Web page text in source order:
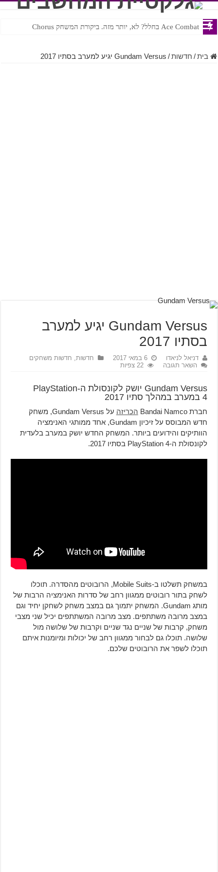
Ace Combat בחלל? לא, יותר מזה. ביקורת המשחק Chorus
Steven Universe והשירים שתורגמו בצורה נוראית לעברית
בית / חדשות / Gundam Versus יגיע למערב בסתיו 2017
Gundam Versus יגיע למערב
בסתיו 2017
דניאל לניאדו 6 במאי 2017 חדשות, חדשות משחקים
השאר תגובה
22 צפיות
Gundam Versus יושק לקונסולת ה-PlayStation
4 במערב במהלך סתיו 2017
חברת Bandai Namco הכריזה
על Gundam Versus, משחק
חדש המבוסס על זיכיון Gundam, אחד ממותגי האנימציה
הוותיקים והידועים ביותר. המשחק החדש יושק במערב בלעדית
לקונסולת ה-PlayStation 4 בסתיו 2017.
במשחק תשלטו ב-Mobile Suits, הרובוטים מהסדרה. תוכלו
לשחק בתור רובוטים ממגוון רחב של סדרות האנימציה הרבות של
מותג Gundam. המשחק יתמוך גם במצב משחק לשחקן יחיד וגם
במצב מרובה משתתפים. מצב מרובה המשתתפים יכיל שני מצבי
משחק, קרבות של שניים נגד שניים וקרבות של שלושה מול
שלושה. תוכלו גם לבחור ממגוון רחב של יכולות ומיומנות איתם
תוכלו לשפר את הרובוטים שלכם.